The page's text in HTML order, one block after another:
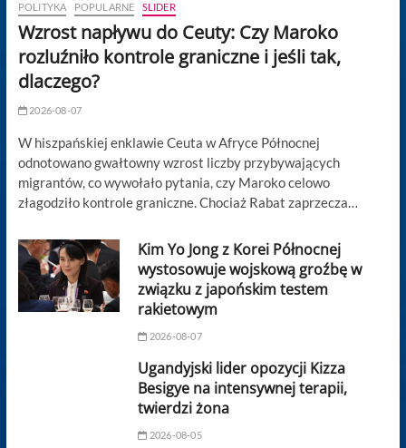
POLITYKA POPULARNE SLIDER
Wzrost napływu do Ceuty: Czy Maroko
rozluźniło kontrole graniczne i jeśli tak,
dlaczego?
2026-08-07
W hiszpańskiej enklawie Ceuta w Afryce Północnej
odnotowano gwałtowny wzrost liczby przybywających
migrantów, co wywołało pytania, czy Maroko celowo
złagodziło kontrole graniczne. Chociaż Rabat zaprzecza…
Kim Yo Jong z Korei Północnej
wystosowuje wojskową groźbę w
związku z japońskim testem
rakietowym
2026-08-07
Ugandyjski lider opozycji Kizza
Besigye na intensywnej terapii,
twierdzi żona
2026-08-05